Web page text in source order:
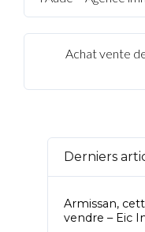
Achat vente
Derniers
Armissan,
vendre – Eic